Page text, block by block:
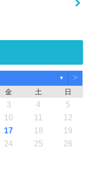
▼ >
金 土 日
3 4
5
10 11
12
17 18
19
24 25
26